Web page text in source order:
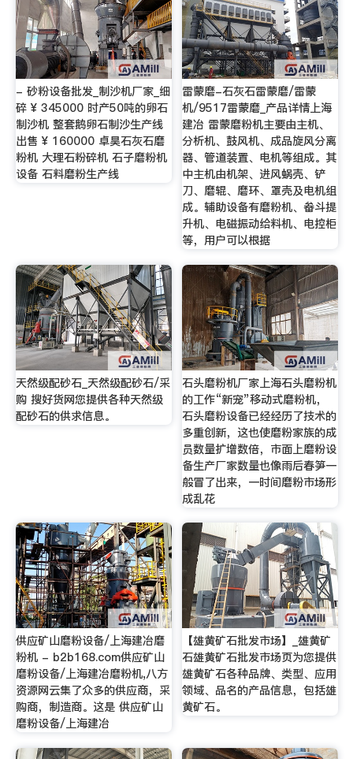
- 砂粉设备批发_制沙机厂家_细
碎 ¥ 345000 时产50吨的卵石
制沙机 整套鹅卵石制沙生产线
出售 ¥ 160000 卓昊石灰石磨
粉机 大理石粉碎机 石子磨粉机
设备 石料磨粉生产线
雷蒙磨-石灰石雷蒙磨/雷蒙
机/9517雷蒙磨_产品详情上海
建冶 雷蒙磨粉机主要由主机、
分析机、鼓风机、成品旋风分离
器、管道装置、电机等组成。其
中主机由机架、进风蜗壳、铲
刀、磨辊、磨环、罩壳及电机组
成。辅助设备有磨粉机、畚斗提
升机、电磁振动给料机、电控柜
等，用户可以根据
天然级配砂石_天然级配砂石/采
购 搜好货网您提供各种天然级
配砂石的供求信息。
石头磨粉机厂家上海石头磨粉机
的工作“新宠”移动式磨粉机，
石头磨粉设备已经经历了技术的
多重创新，这也使磨粉家族的成
员数量扩增数倍，市面上磨粉设
备生产厂家数量也像雨后春笋一
般冒了出来，一时间磨粉市场形
成乱花
供应矿山磨粉设备/上海建冶磨
粉机 - b2b168.com供应矿山
磨粉设备/上海建冶磨粉机,八方
资源网云集了众多的供应商，采
购商，制造商。这是 供应矿山
磨粉设备/上海建冶
【雄黄矿石批发市场】_雄黄矿
石雄黄矿石批发市场页为您提供
雄黄矿石各种品牌、类型、应用
领域、品名的产品信息，包括雄
黄矿石。